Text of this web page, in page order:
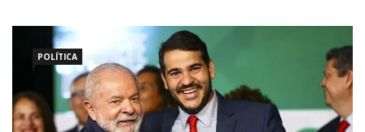
Campeche, que permaneceu preservada por mais de um
milênio. […]
POLÍTICA